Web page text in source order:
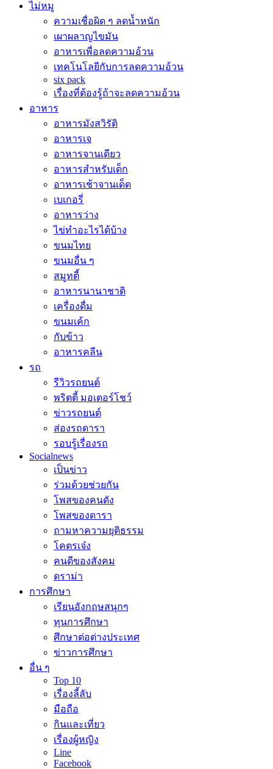
ไม่หมู
ความเชื่อผิด ๆ ลดน้ำหนัก
เผาผลาญไขมัน
อาหารเพื่อลดความอ้วน
เทคโนโลยีกับการลดความอ้วน
six pack
เรื่องที่ต้องรู้ถ้าจะลดความอ้วน
อาหาร
อาหารมังสวิรัติ
อาหารเจ
อาหารจานเดียว
อาหารสำหรับเด็ก
อาหารเช้าจานเด็ด
เบเกอรี่
อาหารว่าง
ไข่ทำอะไรได้บ้าง
ขนมไทย
ขนมอื่น ๆ
สมูทตี้
อาหารนานาชาติ
เครื่องดื่ม
ขนมเค้ก
กับข้าว
อาหารคลีน
รถ
รีวิวรถยนต์
พริตตี้ มอเตอร์โชว์
ข่าวรถยนต์
ส่องรถดารา
รอบรู้เรื่องรถ
Socialnews
เป็นข่าว
ร่วมด้วยช่วยกัน
โพสของคนดัง
โพสของดารา
ถามหาความยุติธรรม
โคตรเจ๋ง
คนดีของสังคม
ดราม่า
การศึกษา
เรียนอังกฤษสนุกๆ
ทุนการศึกษา
ศึกษาต่อต่างประเทศ
ข่าวการศึกษา
อื่น ๆ
Top 10
เรื่องลี้ลับ
มือถือ
กินและเที่ยว
เรื่องผู้หญิง
Line
Facebook